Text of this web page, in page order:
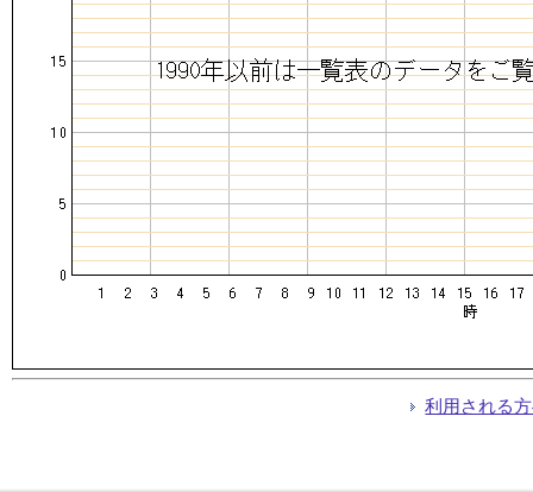
利用される